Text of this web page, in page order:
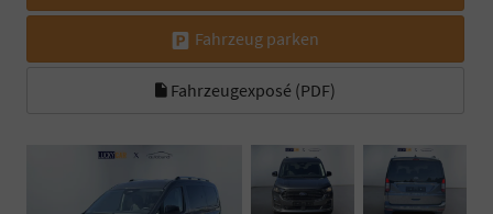
Fahrzeug parken
Fahrzeugexposé (PDF)